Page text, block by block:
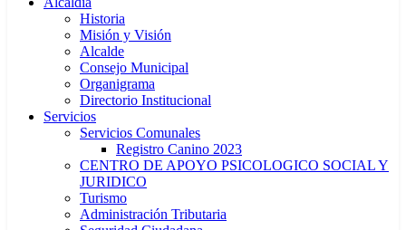
Historia
Misión y Visión
Alcalde
Consejo Municipal
Organigrama
Directorio Institucional
Servicios
Servicios Comunales
Registro Canino 2023
CENTRO DE APOYO PSICOLOGICO SOCIAL Y
JURIDICO
Turismo
Administración Tributaria